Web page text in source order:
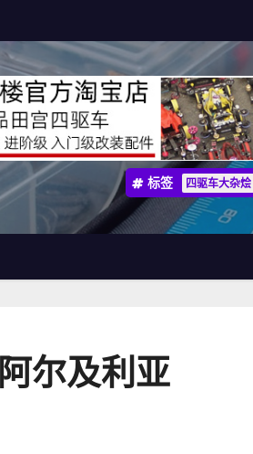
标签 四驱车大杂烩
尔及利亚